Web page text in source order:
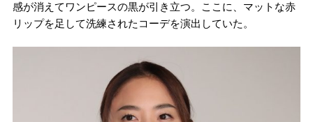
感が消えてワンピースの黒が引き立つ。ここに、マットな赤
リップを足して洗練されたコーデを演出していた。